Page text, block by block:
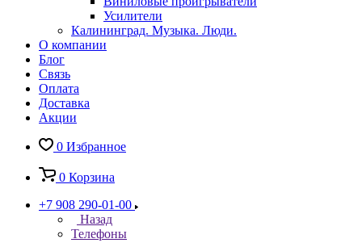
Усилители
Калининград. Музыка. Люди.
О компании
Блог
Связь
Оплата
Доставка
Акции
0 Избранное
0 Корзина
+7 908 290-01-00
Назад
Телефоны